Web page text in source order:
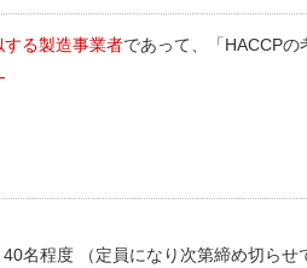
る製造事業者であって、「HACCP
名程度 （定員になり次第締め切らせ